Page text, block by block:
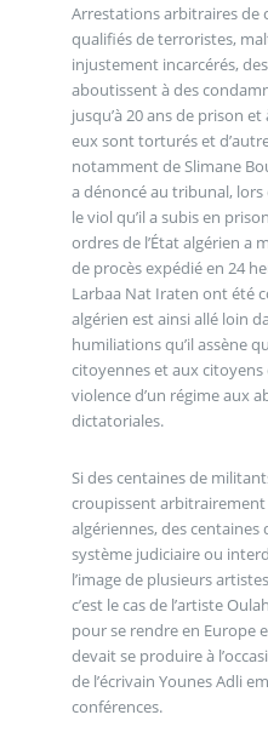
Arrestations arbitraires
qualifiés de terroristes,
injustement incarcérés,
aboutissent à des
jusqu’à 20 ans de prison
eux sont torturés et
notamment de Slimane
a dénoncé au tribunal, lors
le viol qu’il a subis en
ordres de l’État algérien a même organisé un
de procès expédié en 24
Larbaa Nat Iraten ont été
algérien est ainsi allé loin
humiliations qu’il assène
citoyennes et aux citoyens
violence d’un régime aux
dictatoriales.
Si des centaines de
croupissent arbitrairement
algériennes, des centaines
système judiciaire ou
l’image de plusieurs
c’est le cas de l’artiste
pour se rendre en Europe
devait se produire à
de l’écrivain Younes Adli
conférences.